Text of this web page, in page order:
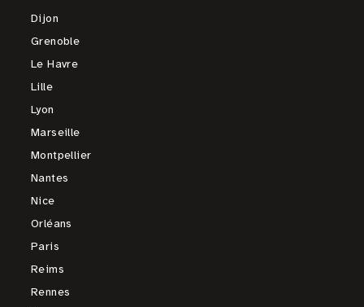
Dijon
Grenoble
Le Havre
Lille
Lyon
Marseille
Montpellier
Nantes
Nice
Orléans
Paris
Reims
Rennes